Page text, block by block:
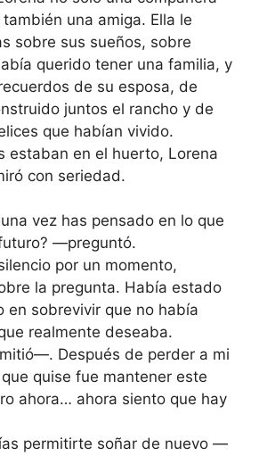
una amiga. Ella le
sobre sus sueños, sobre
querido tener una familia, y
de su esposa, de
juntos el rancho y de
que habían vivido.
estaban en el huerto, Lorena
con seriedad.
vez has pensado en lo que
—preguntó.
por un momento,
la pregunta. Había estado
en sobrevivir que no había
realmente deseaba.
Después de perder a mi
quise fue mantener este
ahora… ahora siento que hay
permitirte soñar de nuevo —